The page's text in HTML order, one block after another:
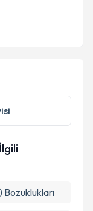
ile
belirtilen
Bozuklukları